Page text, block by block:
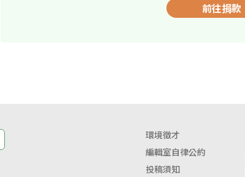
前往捐款
環境徵才
編輯室自律公約
投稿須知